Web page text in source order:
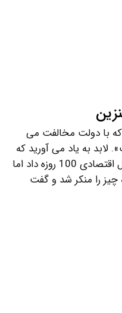
با دولت مخالفت می
لابد به یاد می آورید که
ایشان در دولت یازدهم، وعده تحول اقتصادی 100 روزه داد اما
96 شد، همه چیز را منکر شد و گفت